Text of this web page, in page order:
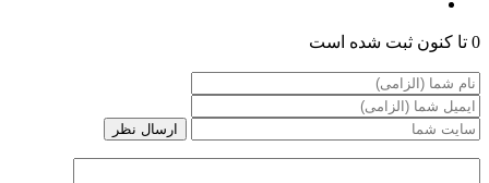
0 تا کنون ثبت شده است